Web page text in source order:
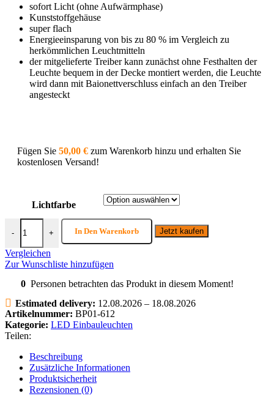
sofort Licht (ohne Aufwärmphase)
Kunststoffgehäuse
super flach
Energieeinsparung von bis zu 80 % im Vergleich zu
herkömmlichen Leuchtmitteln
der mitgelieferte Treiber kann zunächst ohne Festhalten der
Leuchte bequem in der Decke montiert werden, die Leuchte
wird dann mit Baionettverschluss einfach an den Treiber
angesteckt
Fügen Sie 50,00 € zum Warenkorb hinzu und erhalten Sie
kostenlosen Versand!
Lichtfarbe
-
LED Panel Einbauleuchte rund 12 Watt | 1120 Lumen | ⌀ 170 mm
+ In Den Warenkorb Jetzt kaufen
Vergleichen
Zur Wunschliste hinzufügen
0 Personen betrachten das Produkt in diesem Moment!
Estimated delivery: 12.08.2026 – 18.08.2026
Artikelnummer: BP01-612
Kategorie: LED Einbauleuchten
Teilen:
Beschreibung
Zusätzliche Informationen
Produktsicherheit
Rezensionen (0)